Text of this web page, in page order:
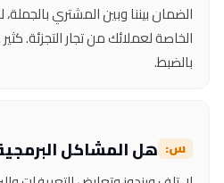
الضمان بيننا وبين المشتري
الخاصة لعملائك من تجار التجزئة.
بالضبط.
هل المشاكل